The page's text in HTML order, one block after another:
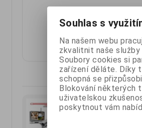
Jak
nainstalovat
Souhlas s
Na našem webu
zkvalitnit naše
Soubory cookies si
zařízení děláte. Díky
schopná se
Blokování některých
uživatelskou
poskytnout vám